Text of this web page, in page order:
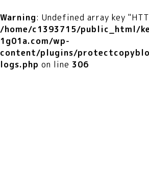
Warning: Undefined array key
/home/c1393715/public_html/
1g01a.com/wp-
content/plugins/
logs.php on line 306